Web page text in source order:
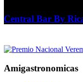
Central Bar By
Amigastronomicas